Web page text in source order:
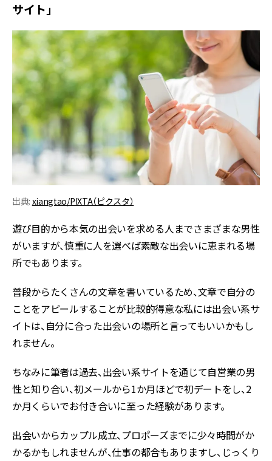
サイト」
出典: xiangtao/PIXTA（ピクスタ）
遊び目的から本気の出会いを求める人までさまざまな男性
がいますが、慎重に人を選べば素敵な出会いに恵まれる場
所でもあります。
普段からたくさんの文章を書いているため、文章で自分の
ことをアピールすることが比較的得意な私には出会い系サ
イトは、自分に合った出会いの場所と言ってもいいかもし
れません。
ちなみに筆者は過去、出会い系サイトを通じて自営業の男
性と知り合い、初メールから1か月ほどで初デートをし、2
か月くらいでお付き合いに至った経験があります。
出会いからカップル成立、プロポーズまでに少々時間がか
かるかもしれませんが、仕事の都合もありますし、じっくり